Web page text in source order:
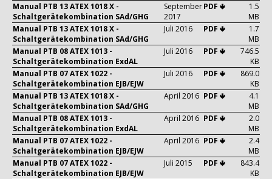
Manual PTB 13 ATEX 1018 X -
Schaltgerätekombination SAd/GHG
September
2017
PDF 🢃
1.5
MB
Manual PTB 13 ATEX 1018 X -
Schaltgerätekombination SAd/GHG
Juli 2016 PDF 🢃
1.7
MB
Manual PTB 08 ATEX 1013 -
Schaltgerätekombination ExdAL
Juli 2016 PDF 🢃
746.5
KB
Manual PTB 07 ATEX 1022 -
Schaltgerätekombination EJB/EJW
Juli 2016 PDF 🢃
869.0
KB
Manual PTB 13 ATEX 1018 X -
Schaltgerätekombination SAd/GHG
April 2016 PDF 🢃
4.1
MB
Manual PTB 08 ATEX 1013 -
Schaltgerätekombination ExdAL
April 2016 PDF 🢃
2.0
MB
Manual PTB 07 ATEX 1022 -
Schaltgerätekombination EJB/EJW
April 2016 PDF 🢃
2.4
MB
Manual PTB 07 ATEX 1022 -
Schaltgerätekombination EJB/EJW
Juli 2015 PDF 🢃
843.4
KB